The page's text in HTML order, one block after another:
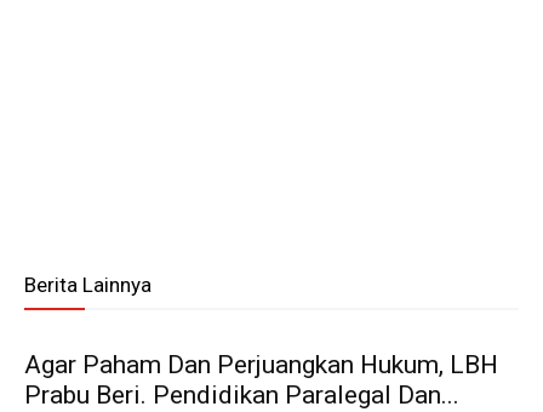
Berita Lainnya
Agar Paham Dan Perjuangkan Hukum, LBH
Prabu Beri. Pendidikan Paralegal Dan...